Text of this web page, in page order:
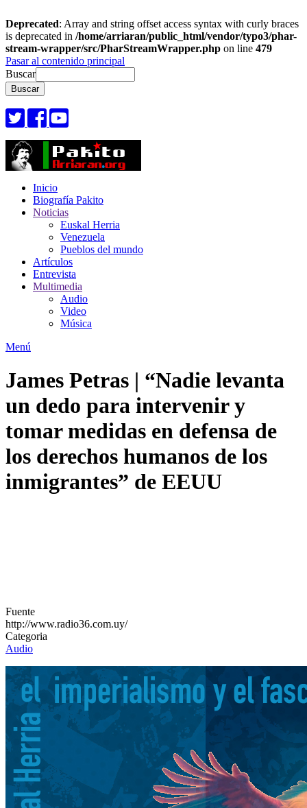
Deprecated: Array and string offset access syntax with curly braces
is deprecated in /home/arriaran/public_html/vendor/typo3/phar-
stream-wrapper/src/PharStreamWrapper.php on line 479
Pasar al contenido principal
Buscar
Inicio
Biografía Pakito
Noticias
Euskal Herria
Venezuela
Pueblos del mundo
Artículos
Entrevista
Multimedia
Audio
Video
Música
Menú
James Petras | “Nadie levanta
un dedo para intervenir y
tomar medidas en defensa de
los derechos humanos de los
inmigrantes” de EEUU
Fuente
http://www.radio36.com.uy/
Categoria
Audio